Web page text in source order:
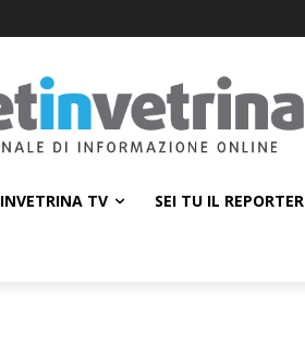
TV SEI TU IL REPORTER